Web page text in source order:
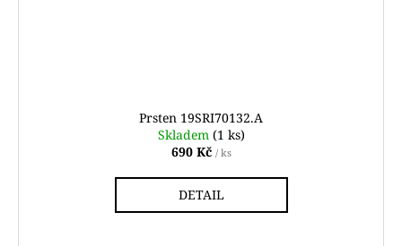
Prsten 19SRI70132.A
Skladem (1 ks)
690 Kč / ks
DETAIL